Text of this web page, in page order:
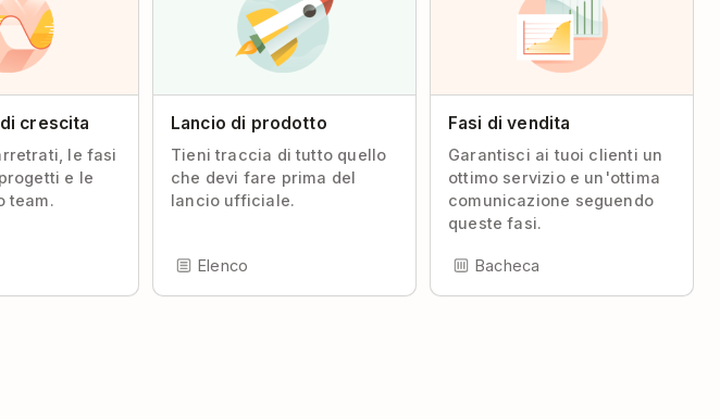
crescita
le fasi
e le
team.
Lancio di prodotto
Tieni traccia di tutto quello
che devi fare prima del
lancio ufficiale.
Elenco
Fasi di vendita
Garantisci ai tuoi clienti un
ottimo servizio e un'ottima
comunicazione seguendo
queste fasi.
Bacheca